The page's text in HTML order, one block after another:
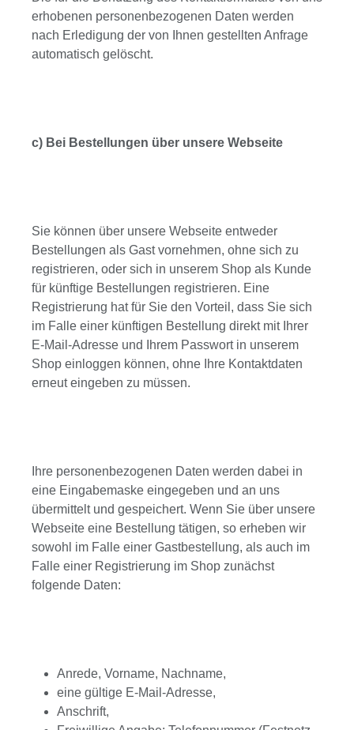
erhobenen personenbezogenen Daten werden
nach Erledigung der von Ihnen gestellten Anfrage
automatisch gelöscht.
c) Bei Bestellungen über unsere Webseite
Sie können über unsere Webseite entweder
Bestellungen als Gast vornehmen, ohne sich zu
registrieren, oder sich in unserem Shop als Kunde
für künftige Bestellungen registrieren. Eine
Registrierung hat für Sie den Vorteil, dass Sie sich
im Falle einer künftigen Bestellung direkt mit Ihrer
E-Mail-Adresse und Ihrem Passwort in unserem
Shop einloggen können, ohne Ihre Kontaktdaten
erneut eingeben zu müssen.
Ihre personenbezogenen Daten werden dabei in
eine Eingabemaske eingegeben und an uns
übermittelt und gespeichert. Wenn Sie über unsere
Webseite eine Bestellung tätigen, so erheben wir
sowohl im Falle einer Gastbestellung, als auch im
Falle einer Registrierung im Shop zunächst
folgende Daten:
Anrede, Vorname, Nachname,
eine gültige E-Mail-Adresse,
Anschrift,